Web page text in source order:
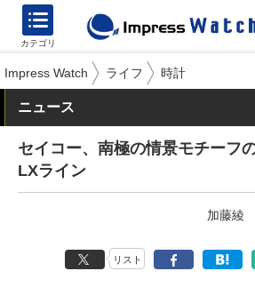
カテゴリ
Impress Watch ライフ 時計
ニュース
セイコー、南極の情景モチーフ
LXライン
加藤綾
リスト